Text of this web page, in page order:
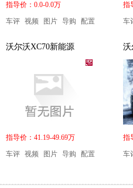
指导价：0.0-0.0万
车评 视频 图片 导购 配置
指
车
沃尔沃XC70新能源
指导价：41.19-49.69万
车评 视频 图片 导购 配置
沃
指
车